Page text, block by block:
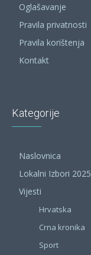
Oglašavanje
Pravila privatnosti
Pravila korištenja
Kontakt
Kategorije
Naslovnica
Lokalni Izbori 2025
Vijesti
Hrvatska
Crna kronika
Sport